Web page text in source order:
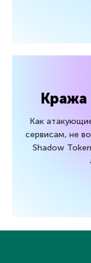
Кража
Как
сервисам, не
Shadow